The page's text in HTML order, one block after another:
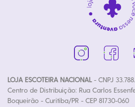
LOJA ESCOTEIRA NACIONAL- CNPJ
Centro de Distribuição: Rua Carlos
Boqueirão - Curitiba/PR - CEP 81730-060